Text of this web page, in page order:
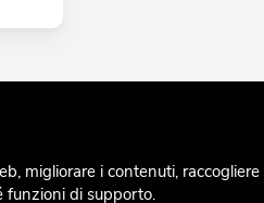
migliorare i contenuti,
funzioni di supporto.